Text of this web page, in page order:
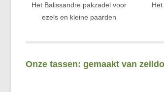
Het Balissandre pakzadel voor
ezels en kleine paarden
Onze tassen: gemaakt van